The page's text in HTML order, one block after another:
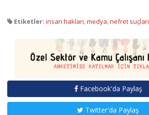
Etiketler: insan hakları,medya,nefret suçları
Facebook'da Paylaş
Twitter'da Paylaş